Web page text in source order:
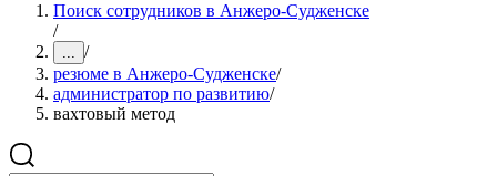
Поиск сотрудников в Анжеро-Судженске
/
... /
резюме в Анжеро-Судженске/
администратор по развитию/
вахтовый метод